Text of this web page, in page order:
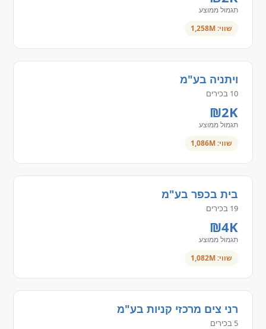
תגמול ממוצע
שווי: 1,258M
ויתניה בע"מ
10 בכירים
₪2K
תגמול ממוצע
שווי: 1,086M
בית בכפר בע"מ
19 בכירים
₪4K
תגמול ממוצע
שווי: 1,082M
רני צים מרכזי קניות בע"מ
5 בכירים